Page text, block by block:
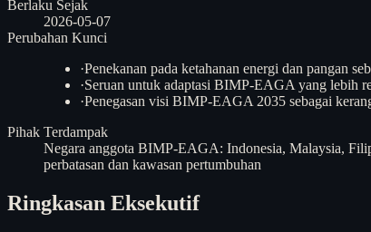
Berlaku Sejak
2026-05-07
Perubahan Kunci
·Penekanan pada ketahanan energi dan pangan
·Seruan untuk adaptasi BIMP-EAGA yang lebih
·Penegasan visi BIMP-EAGA 2035 sebagai
Pihak Terdampak
Negara anggota BIMP-EAGA: Indonesia, Malaysia,
perbatasan dan kawasan pertumbuhan
Ringkasan Eksekutif